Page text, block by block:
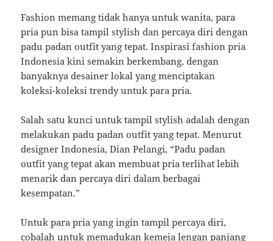
Fashion memang tidak hanya untuk wanita, para
pria pun bisa tampil stylish dan percaya diri dengan
padu padan outfit yang tepat. Inspirasi fashion pria
Indonesia kini semakin berkembang, dengan
banyaknya desainer lokal yang menciptakan
koleksi-koleksi trendy untuk para pria.
Salah satu kunci untuk tampil stylish adalah dengan
melakukan padu padan outfit yang tepat. Menurut
designer Indonesia, Dian Pelangi, “Padu padan
outfit yang tepat akan membuat pria terlihat lebih
menarik dan percaya diri dalam berbagai
kesempatan.”
Untuk para pria yang ingin tampil percaya diri,
cobalah untuk memadukan kemeja lengan panjang